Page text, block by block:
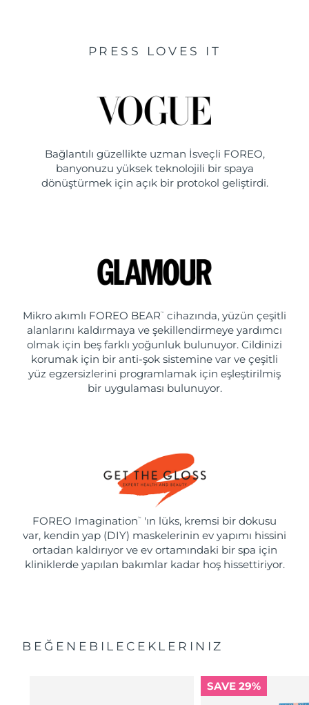
PRESS LOVES IT
Bağlantılı güzellikte uzman İsveçli FOREO,
banyonuzu yüksek teknolojili bir spaya
dönüştürmek için açık bir protokol geliştirdi.
Mikro akımlı FOREO BEAR ™
cihazında, yüzün çeşitli
alanlarını kaldırmaya ve şekillendirmeye yardımcı
olmak için beş farklı yoğunluk bulunuyor. Cildinizi
korumak için bir anti-şok sistemine var ve çeşitli
yüz egzersizlerini programlamak için eşleştirilmiş
bir uygulaması bulunuyor.
FOREO Imagination ™
'ın lüks, kremsi bir dokusu
var, kendin yap (DIY) maskelerinin ev yapımı hissini
ortadan kaldırıyor ve ev ortamındaki bir spa için
kliniklerde yapılan bakımlar kadar hoş hissettiriyor.
BEĞENEBILECEKLERINIZ
SAVE 29%